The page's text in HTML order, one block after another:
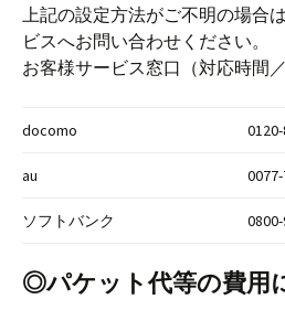
上記の設定方法がご不明の場合
ビスへお問い合わせください。
お客様サービス窓口（対応時間／
docomo
au
ソフトバンク
◎パケット代等の費用